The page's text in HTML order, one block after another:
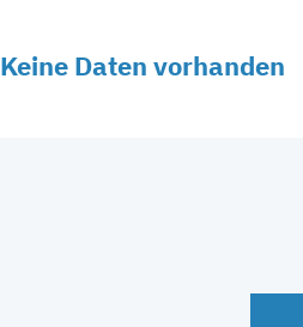
Keine Daten vorhanden